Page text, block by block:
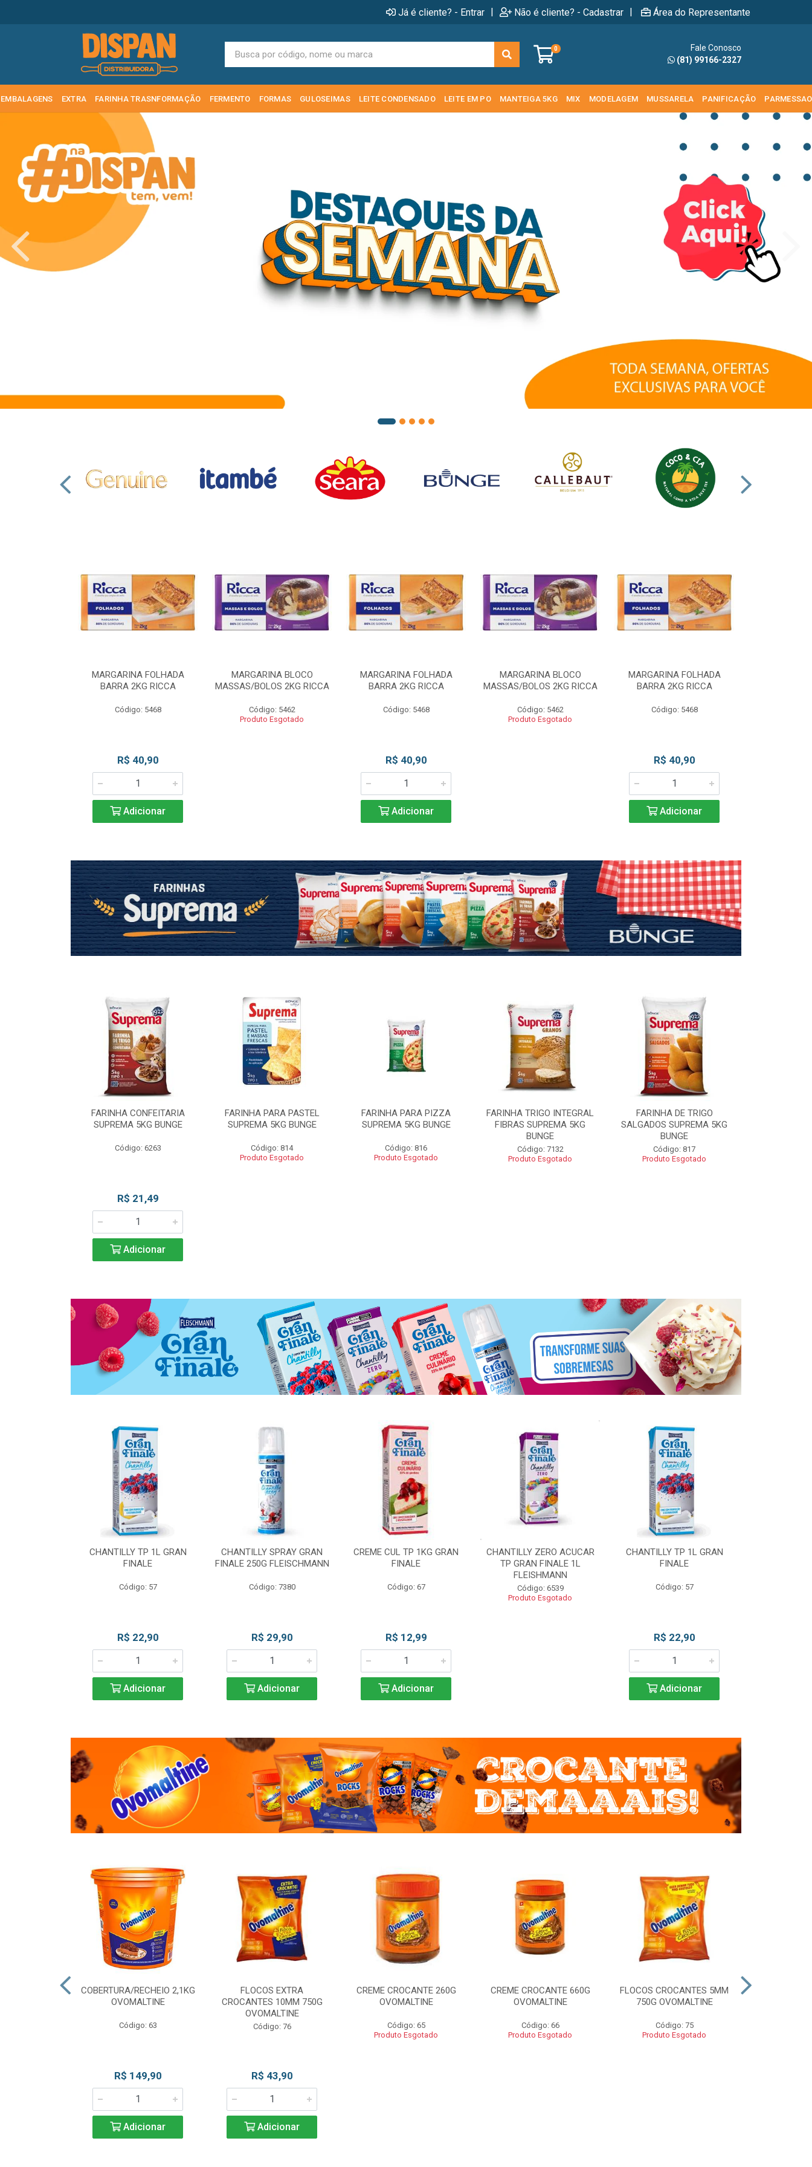
Já é cliente? - Entrar | Não é cliente? - Cadastrar | Área do Representante
0
Fale Conosco
(81) 99166-2327
EMBALAGENS EXTRA FARINHA TRASNFORMAÇÃO FERMENTO FORMAS GULOSEIMAS LEITE CONDENSADO LEITE EM PO MANTEIGA 5KG MIX MODELAGEM MUSSARELA PANIFICAÇÃO PARMESSAO
MARGARINA FOLHADA
BARRA 2KG RICCA
Código: 5468
R$ 40,90
Adicionar
MARGARINA BLOCO
MASSAS/BOLOS 2KG RICCA
Código: 5462
Produto Esgotado
MARGARINA FOLHADA
BARRA 2KG RICCA
Código: 5468
R$ 40,90
Adicionar
MARGARINA BLOCO
MASSAS/BOLOS 2KG RICCA
Código: 5462
Produto Esgotado
MARGARINA FOLHADA
BARRA 2KG RICCA
Código: 5468
R$ 40,90
Adicionar
FARINHA CONFEITARIA
SUPREMA 5KG BUNGE
Código: 6263
R$ 21,49
Adicionar
FARINHA PARA PASTEL
SUPREMA 5KG BUNGE
Código: 814
Produto Esgotado
FARINHA PARA PIZZA
SUPREMA 5KG BUNGE
Código: 816
Produto Esgotado
FARINHA TRIGO INTEGRAL
FIBRAS SUPREMA 5KG
BUNGE
Código: 7132
Produto Esgotado
FARINHA DE TRIGO
SALGADOS SUPREMA 5KG
BUNGE
Código: 817
Produto Esgotado
CHANTILLY TP 1L GRAN
FINALE
Código: 57
R$ 22,90
Adicionar
CHANTILLY SPRAY GRAN
FINALE 250G FLEISCHMANN
Código: 7380
R$ 29,90
Adicionar
CREME CUL TP 1KG GRAN
FINALE
Código: 67
R$ 12,99
Adicionar
CHANTILLY ZERO ACUCAR
TP GRAN FINALE 1L
FLEISHMANN
Código: 6539
Produto Esgotado
CHANTILLY TP 1L GRAN
FINALE
Código: 57
R$ 22,90
Adicionar
COBERTURA/RECHEIO 2,1KG
OVOMALTINE
Código: 63
R$ 149,90
Adicionar
FLOCOS EXTRA
CROCANTES 10MM 750G
OVOMALTINE
Código: 76
R$ 43,90
Adicionar
CREME CROCANTE 260G
OVOMALTINE
Código: 65
Produto Esgotado
CREME CROCANTE 660G
OVOMALTINE
Código: 66
Produto Esgotado
FLOCOS CROCANTES 5MM
750G OVOMALTINE
Código: 75
Produto Esgotado